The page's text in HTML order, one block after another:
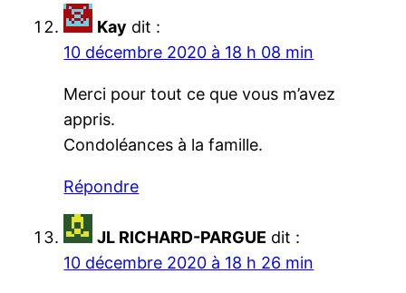
Kay dit :
10 décembre 2020 à 18 h 08 min
Merci pour tout ce que vous m’avez
appris.
Condoléances à la famille.
Répondre
JL RICHARD-PARGUE dit :
10 décembre 2020 à 18 h 26 min